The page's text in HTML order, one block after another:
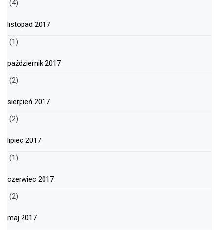
(4)
listopad 2017
(1)
październik 2017
(2)
sierpień 2017
(2)
lipiec 2017
(1)
czerwiec 2017
(2)
maj 2017